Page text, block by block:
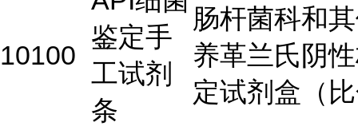
10100
鉴定手
工试剂
条
肠杆菌科和
养革兰氏阴
定试剂盒（